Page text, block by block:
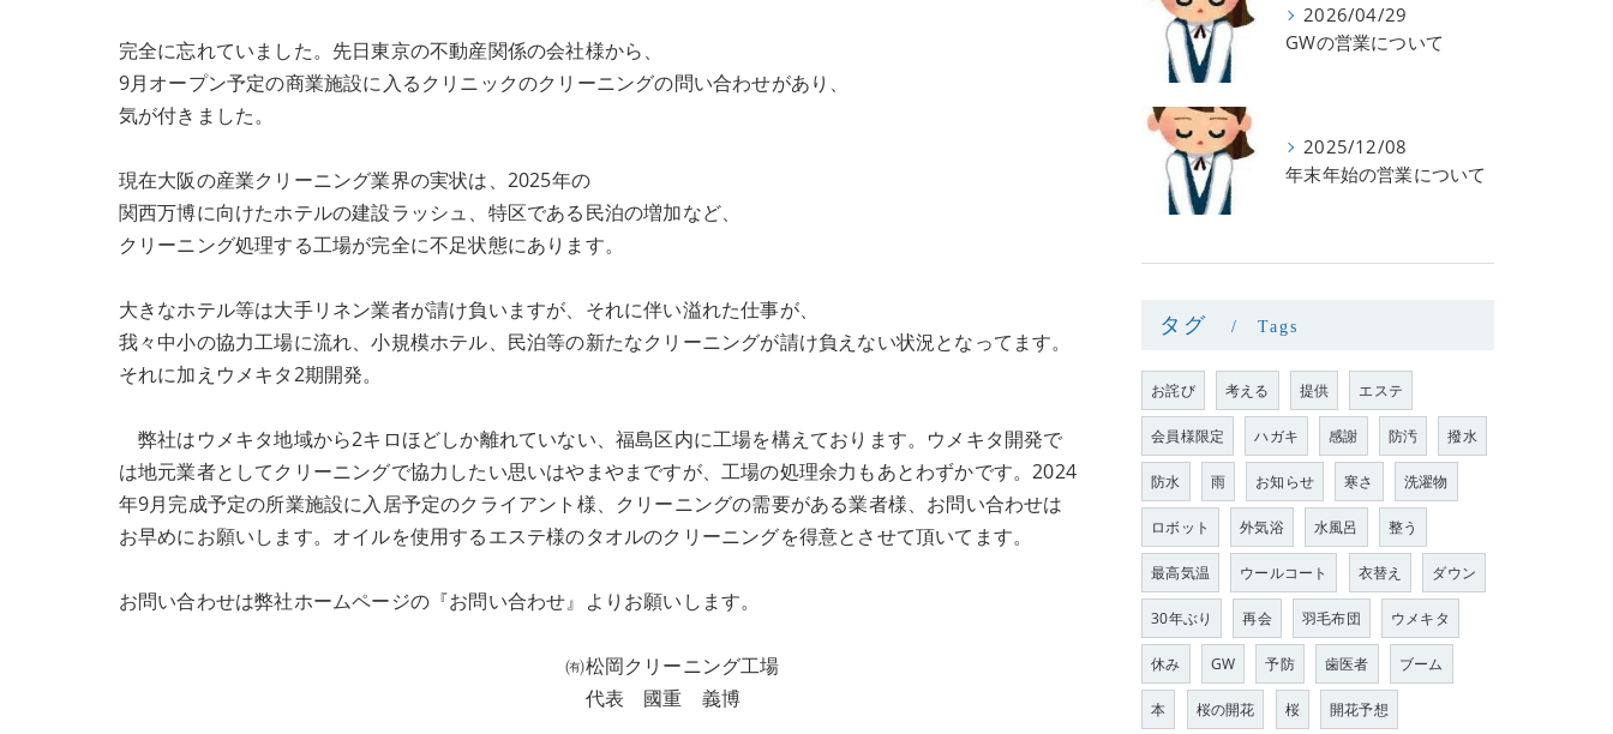
完全に忘れていました。先日東京の不動産関係の会社様から、
9月オープン予定の商業施設に入るクリニックのクリーニングの問い合わせがあり、
気が付きました。
現在大阪の産業クリーニング業界の実状は、2025年の
関西万博に向けたホテルの建設ラッシュ、特区である民泊の増加など、
クリーニング処理する工場が完全に不足状態にあります。
大きなホテル等は大手リネン業者が請け負いますが、それに伴い溢れた仕事が、
我々中小の協力工場に流れ、小規模ホテル、民泊等の新たなクリーニングが請け負えない状況となってます。
それに加えウメキタ2期開発。
弊社はウメキタ地域から2キロほどしか離れていない、福島区内に工場を構えております。ウメキタ開発で
は地元業者としてクリーニングで協力したい思いはやまやまですが、工場の処理余力もあとわずかです。2024
年9月完成予定の所業施設に入居予定のクライアント様、クリーニングの需要がある業者様、お問い合わせは
お早めにお願いします。オイルを使用するエステ様のタオルのクリーニングを得意とさせて頂いてます。
お問い合わせは弊社ホームページの『お問い合わせ』よりお願いします。
㈲松岡クリーニング工場
代表 國重 義博
2026/04/29
GWの営業について
2025/12/08
年末年始の営業について
タグ Tags
お詫び 考える 提供 エステ
会員様限定 ハガキ 感謝 防汚 撥水
防水 雨 お知らせ 寒さ 洗濯物
ロボット 外気浴 水風呂 整う
最高気温 ウールコート 衣替え ダウン
30年ぶり 再会 羽毛布団 ウメキタ
休み GW 予防 歯医者 ブーム
本 桜の開花 桜 開花予想